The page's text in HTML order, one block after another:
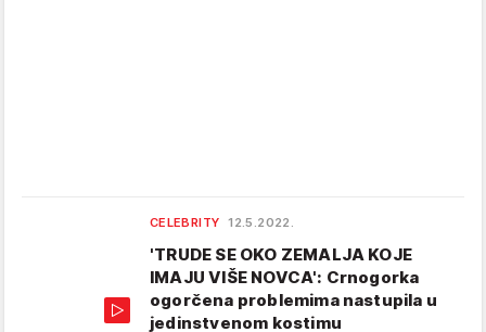
CELEBRITY 12.5.2022.
'TRUDE SE OKO ZEMALJA KOJE
IMAJU VIŠE NOVCA': Crnogorka
ogorčena problemima nastupila u
jedinstvenom kostimu